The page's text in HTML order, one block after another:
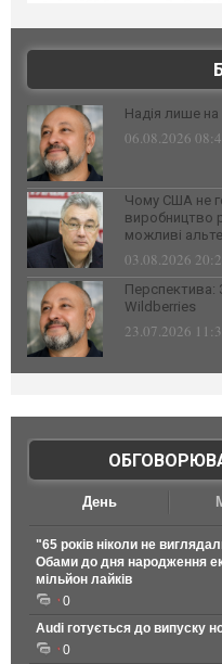
Надія лише на
06.08.2026
Чому США не
виробництво
можливі
03.08.2026
Перспектива:
Wildberries
23.07.2026
День
"65 років ніколи не
Обами до дня народження
мільйон лайків
0
Audi готується до випуску
0